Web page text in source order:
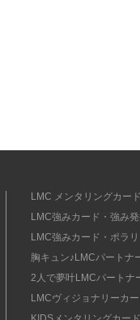
LMC メンタリングカー
LMC強みカード・強み
LMC強みカード・ポラ
胸キュン♪LMCパートナ
2人で夢叶LMCパートナ
LMCヴィジョナリーカ